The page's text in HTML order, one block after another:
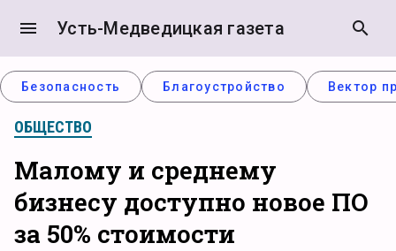
menu Усть-Медведицкая газета search
Безопасность Благоустройство Вектор
ОБЩЕСТВО
Малому и среднему
бизнесу доступно новое ПО
за 50% стоимости